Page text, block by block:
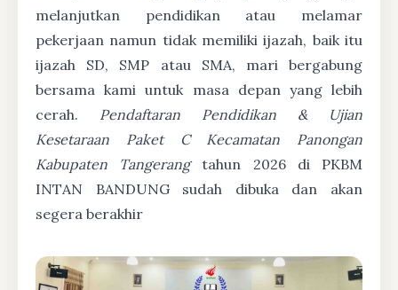
melanjutkan pendidikan atau melamar
pekerjaan namun tidak memiliki ijazah, baik itu
ijazah SD, SMP atau SMA, mari bergabung
bersama kami untuk masa depan yang lebih
cerah. Pendaftaran Pendidikan & Ujian
Kesetaraan Paket C Kecamatan Panongan
Kabupaten Tangerangtahun 2026 di PKBM
INTAN BANDUNG sudah dibuka dan akan
segera berakhir